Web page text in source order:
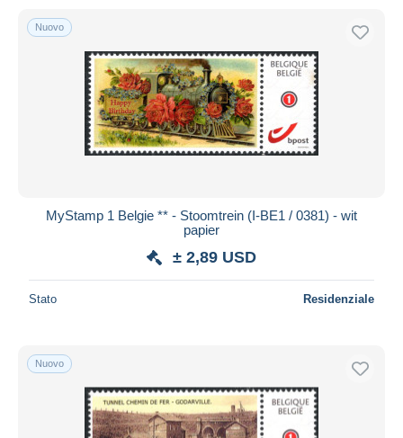
Nuovo
MyStamp 1 Belgie ** - Stoomtrein (I-BE1 / 0381) - wit
papier
± 2,89 USD
Stato Residenziale
Nuovo